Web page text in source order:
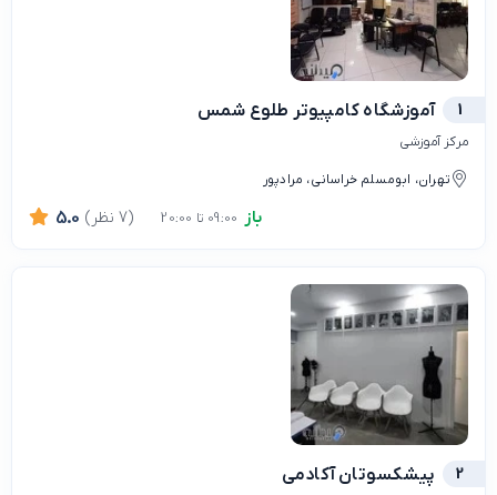
1 آموزشگاه کامپیوتر طلوع شمس
مرکز آموزشی
تهران، ابومسلم خراسانی، مرادپور
باز 5.0 (7 نظر)
2 پیشکسوتان آکادمی